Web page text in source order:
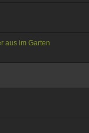
aus im Garten